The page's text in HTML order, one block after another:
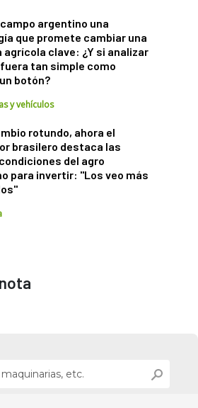
argentino una
que promete cambiar una
clave: ¿Y si analizar
tan simple como
botón?
y vehículos
rotundo, ahora el
brasilero destaca las
del agro
para invertir: "Los veo más